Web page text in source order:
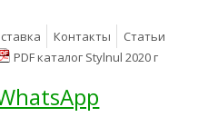
Контакты Статьи
PDF каталог Stylnul 2020 г